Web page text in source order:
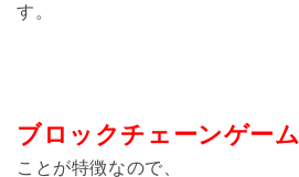
す。
ブロックチェーンゲーム
ことが特徴なので、